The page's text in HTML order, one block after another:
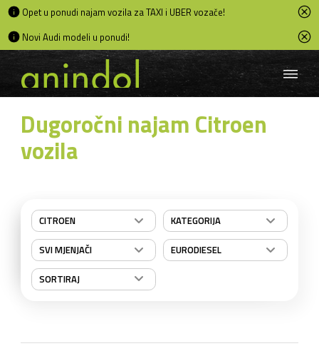
Opet u ponudi najam vozila za TAXI i UBER vozače!
Novi Audi modeli u ponudi!
Dugoročni najam Citroen
vozila
CITROEN KATEGORIJA
SVI MJENJAČI EURODIESEL
SORTIRAJ